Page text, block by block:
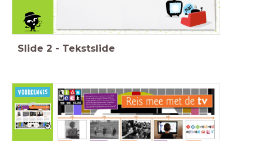
Slide 2 - Tekstslide